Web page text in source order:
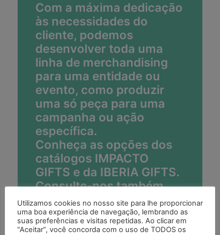
Com a máxima dedicação
às necessidades do
cliente, podemos
desenvolver toda uma
linha de merchandising
para uma entidade ou
evento, como produzir
uma só peça para uma
campanha ou ação
específica.
Conheça as opções dos
catálogos IMPACTO
GIFTS e da IBERIA GIFTS.
Consulte-nos também
para a produção de peças
exclusivas.
Utilizamos cookies no nosso site para lhe proporcionar
uma boa experiência de navegação, lembrando as
suas preferências e visitas repetidas. Ao clicar em
“Aceitar”, você concorda com o uso de TODOS os